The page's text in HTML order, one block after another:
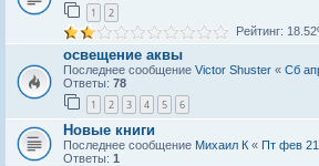
1 2
Рейтинг:
освещение аквы
Последнее сообщение Victor Shuster « Сб
Ответы: 78
1 2 3 4 5 6
Новые книги
Последнее сообщение Михаил К « Пт фев
Ответы: 1